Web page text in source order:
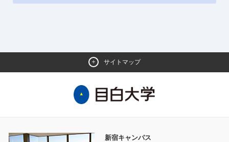
2つの専攻
副専攻とは？
サイトマップ
新宿キャンパス